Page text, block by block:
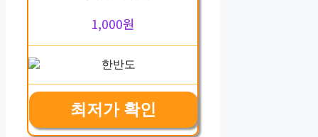
1,000원
최저가 확인